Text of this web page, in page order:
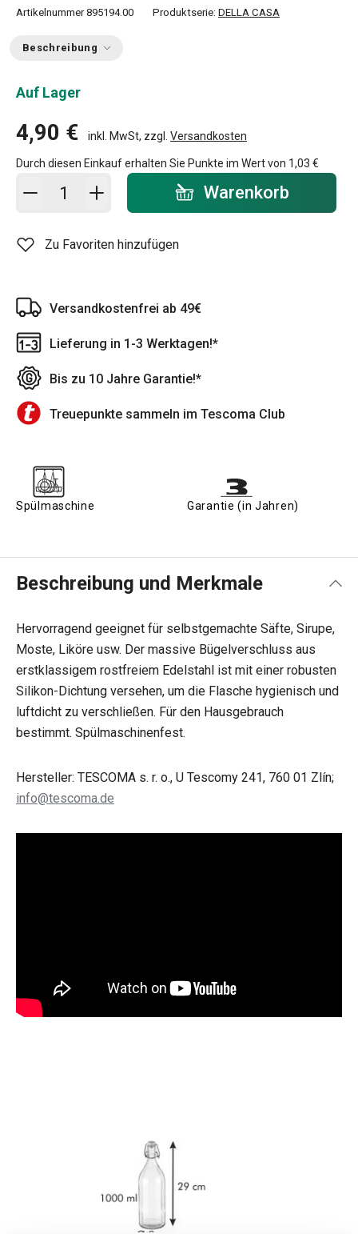
Artikelnummer 895194.00 Produktserie: DELLA CASA
Beschreibung
Auf Lager
4,90 € inkl. MwSt, zzgl. Versandkosten
Durch diesen Einkauf erhalten Sie Punkte im Wert von 1,03 €
In den Warenkorb - Menge Warenkorb
Zu Favoriten hinzufügen
Versandkostenfrei ab 49€
Lieferung in 1-3 Werktagen!*
Bis zu 10 Jahre Garantie!*
Treuepunkte sammeln im Tescoma Club
Spülmaschine Garantie (in Jahren)
Beschreibung und Merkmale
Hervorragend geeignet für selbstgemachte Säfte, Sirupe,
Moste, Liköre usw. Der massive Bügelverschluss aus
erstklassigem rostfreiem Edelstahl ist mit einer robusten
Silikon-Dichtung versehen, um die Flasche hygienisch und
luftdicht zu verschließen. Für den Hausgebrauch
bestimmt. Spülmaschinenfest.
Hersteller: TESCOMA s. r. o., U Tescomy 241, 760 01 Zlín;
info@tescoma.de